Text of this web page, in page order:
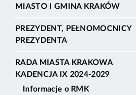
MIASTO I GMINA KRAKÓW
PREZYDENT, PEŁNOMOCNICY
PREZYDENTA
RADA MIASTA KRAKOWA
KADENCJA IX 2024-2029
Informacje o RMK